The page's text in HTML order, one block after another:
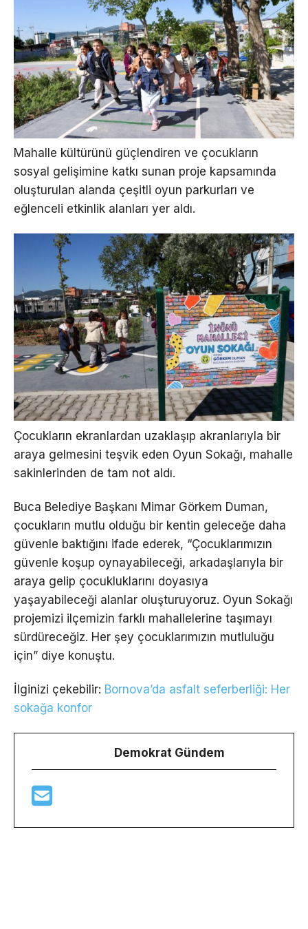
Mahalle kültürünü güçlendiren ve çocukların
sosyal gelişimine katkı sunan proje kapsamında
oluşturulan alanda çeşitli oyun parkurları ve
eğlenceli etkinlik alanları yer aldı.
Çocukların ekranlardan uzaklaşıp akranlarıyla bir
araya gelmesini teşvik eden Oyun Sokağı, mahalle
sakinlerinden de tam not aldı.
Buca Belediye Başkanı Mimar Görkem Duman,
çocukların mutlu olduğu bir kentin geleceğe daha
güvenle baktığını ifade ederek, “Çocuklarımızın
güvenle koşup oynayabileceği, arkadaşlarıyla bir
araya gelip çocukluklarını doyasıya
yaşayabileceği alanlar oluşturuyoruz. Oyun Sokağı
projemizi ilçemizin farklı mahallelerine taşımayı
sürdüreceğiz. Her şey çocuklarımızın mutluluğu
için” diye konuştu.
İlginizi çekebilir: Bornova’da asfalt seferberliği: Her
sokağa konfor
Demokrat Gündem